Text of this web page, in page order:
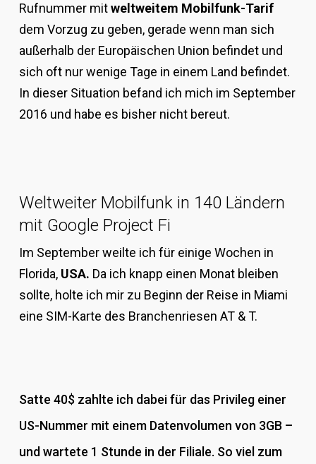
Rufnummer mitweltweitem Mobilfunk-Tarif
dem Vorzug zu geben, gerade wenn man sich
außerhalb der Europäischen Union befindet und
sich oft nur wenige Tage in einem Land befindet.
In dieser Situation befand ich mich im September
2016 und habe es bisher nicht bereut.
Weltweiter Mobilfunk in 140 Ländern
mit Google Project Fi
Im September weilte ich für einige Wochen in
Florida, USA. Da ich knapp einen Monat bleiben
sollte, holte ich mir zu Beginn der Reise in Miami
eine SIM-Karte des Branchenriesen AT & T.
Satte 40$ zahlte ich dabei für das Privileg einer
US-Nummer mit einem Datenvolumen von 3GB –
und wartete 1 Stunde in der Filiale. So viel zum